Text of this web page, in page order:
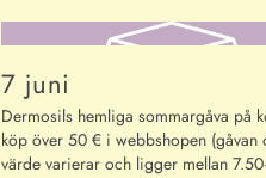
7 juni
Dermosils hemliga sommargåva på
köp över 50 € i webbshopen (gåvan
värde varierar och ligger mellan